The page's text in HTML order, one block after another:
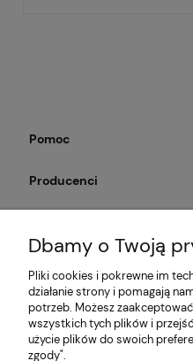
Pomoc
Producenci
Informacje
Dbamy o Twoją
Pliki cookies i pokrewne im
działanie strony i pomagają
potrzeb. Możesz
wszystkich tych plików i
użycie plików do swoich
zgody".